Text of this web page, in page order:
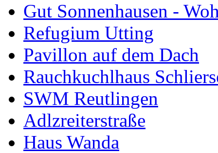
Gut Sonnenhausen -
Refugium Utting
Pavillon auf dem Dach
Rauchkuchlhaus
SWM Reutlingen
Adlzreiterstraße
Haus Wanda